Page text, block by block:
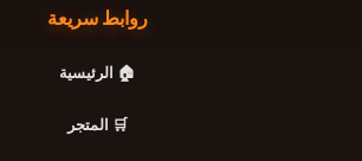
روابط سريعة
🏠 الرئيسية
🛒 المتجر